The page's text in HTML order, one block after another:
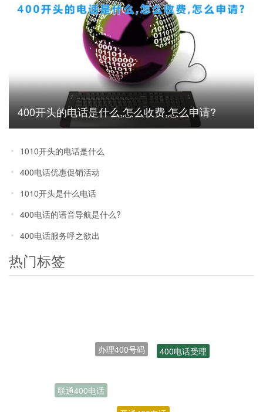
400开头的电话是什么,怎么收费,怎么申请?
1010开头的电话是什么
400电话优惠促销活动
1010开头是什么电话
400电话的语音导航是什么?
400电话服务呼之欲出
热门标签
开通400电话
联通400电话
400电话受理